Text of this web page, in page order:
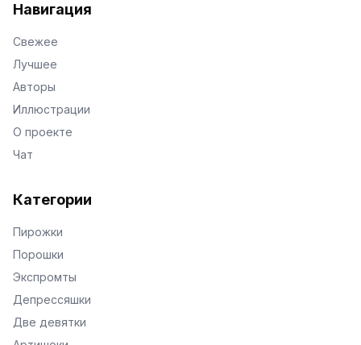
Навигация
Свежее
Лучшее
Авторы
Иллюстрации
О проекте
Чат
Категории
Пирожки
Порошки
Экспромты
Депрессяшки
Две девятки